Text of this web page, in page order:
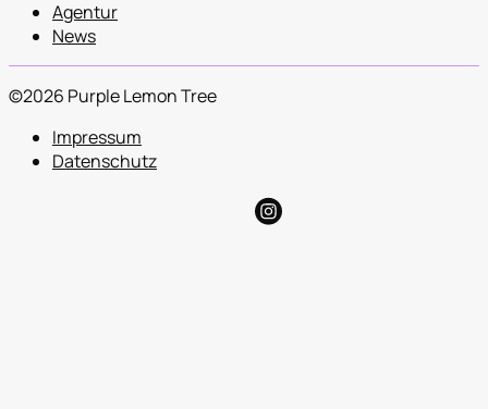
Agentur
News
©2026 Purple Lemon Tree
Impressum
Datenschutz